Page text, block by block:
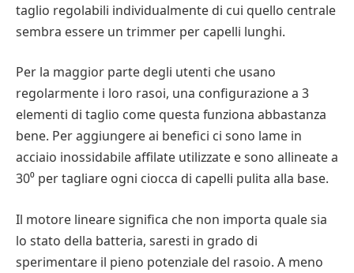
taglio regolabili individualmente di cui quello centrale
sembra essere un trimmer per capelli lunghi.
Per la maggior parte degli utenti che usano
regolarmente i loro rasoi, una configurazione a 3
elementi di taglio come questa funziona abbastanza
bene. Per aggiungere ai benefici ci sono lame in
acciaio inossidabile affilate utilizzate e sono allineate a
30⁰ per tagliare ogni ciocca di capelli pulita alla base.
Il motore lineare significa che non importa quale sia
lo stato della batteria, saresti in grado di
sperimentare il pieno potenziale del rasoio. A meno